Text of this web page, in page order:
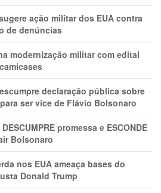
ação militar dos EUA contra
de denúncias
modernização militar com edital
declaração pública sobre
ser vice de Flávio Bolsonaro
promessa e ESCONDE
Bolsonaro
nos EUA ameaça bases do
Donald Trump